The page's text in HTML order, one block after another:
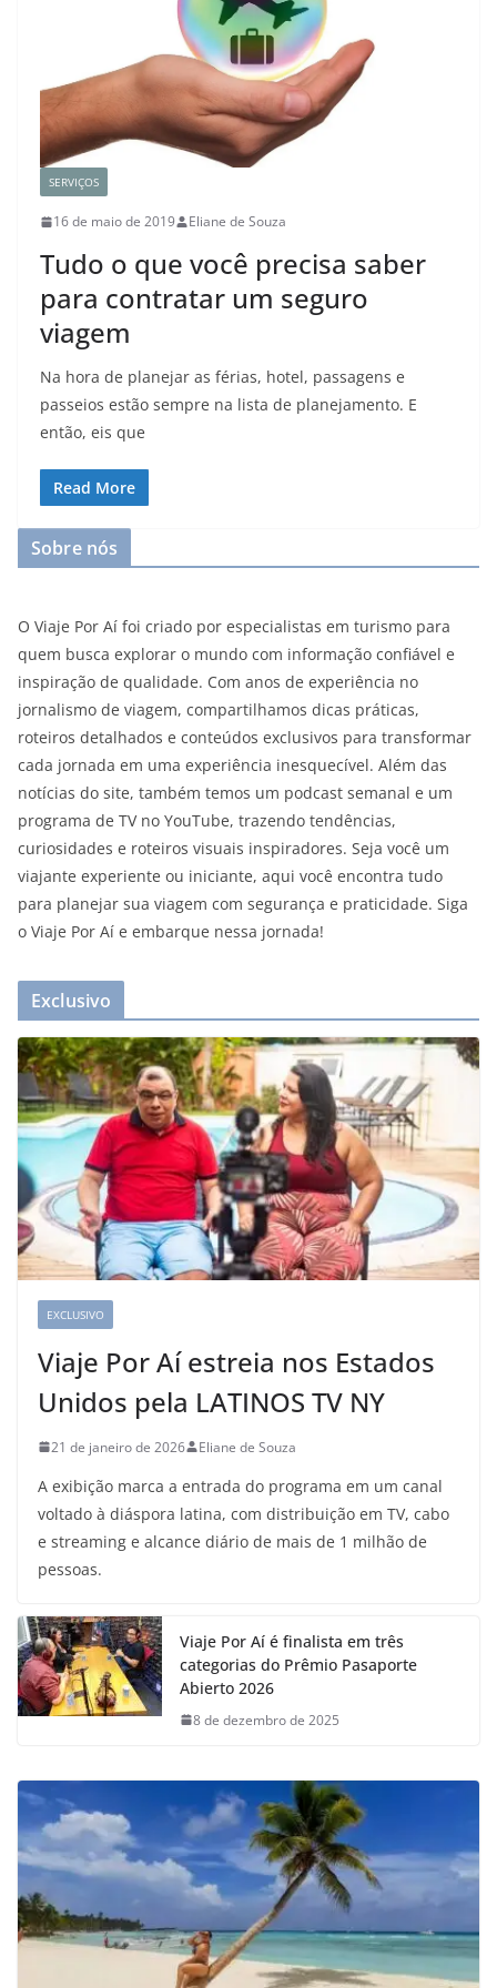
SERVIÇOS
16 de maio de 2019 Eliane de Souza
Tudo o que você precisa saber
para contratar um seguro
viagem
Na hora de planejar as férias, hotel, passagens e
passeios estão sempre na lista de planejamento. E
então, eis que
Read More
Sobre nós
O Viaje Por Aí foi criado por especialistas em turismo para
quem busca explorar o mundo com informação confiável e
inspiração de qualidade. Com anos de experiência no
jornalismo de viagem, compartilhamos dicas práticas,
roteiros detalhados e conteúdos exclusivos para transformar
cada jornada em uma experiência inesquecível. Além das
notícias do site, também temos um podcast semanal e um
programa de TV no YouTube, trazendo tendências,
curiosidades e roteiros visuais inspiradores. Seja você um
viajante experiente ou iniciante, aqui você encontra tudo
para planejar sua viagem com segurança e praticidade. Siga
o Viaje Por Aí e embarque nessa jornada!
Exclusivo
EXCLUSIVO
Viaje Por Aí estreia nos Estados
Unidos pela LATINOS TV NY
21 de janeiro de 2026 Eliane de Souza
A exibição marca a entrada do programa em um canal
voltado à diáspora latina, com distribuição em TV, cabo
e streaming e alcance diário de mais de 1 milhão de
pessoas.
Viaje Por Aí é finalista em três
categorias do Prêmio Pasaporte
Abierto 2026
8 de dezembro de 2025